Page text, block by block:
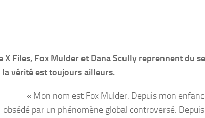
Files, Fox Mulder et Dana Scully reprennent du
vérité est toujours ailleurs.
« Mon nom est Fox Mulder. Depuis mon
obsédé par un phénomène global controversé.